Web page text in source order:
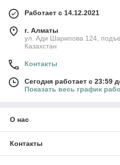
Работает с 14.12.2021
г. Алматы
ул. Ади Шарипова 124,
Казахстан
Контакты
Сегодня работает с 23:59
Показать весь график
О нас
Контакты